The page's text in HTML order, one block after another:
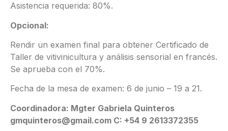
Asistencia requerida: 80%.
Opcional:
Rendir un examen final para obtener Certificado de
Taller de vitivinicultura y análisis sensorial en francés.
Se aprueba con el 70%.
Fecha de la mesa de examen: 6 de junio – 19 a 21.
Coordinadora: Mgter Gabriela Quinteros
gmquinteros@gmail.com C: +54 9 2613372355